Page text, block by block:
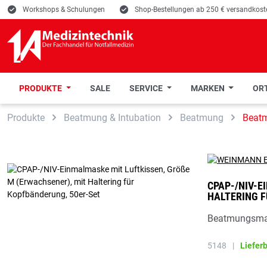
Zur Suche springen
Zur Hauptnavigation springen
E Workshops & Schulungen E Shop-Bestellungen ab 250 €
PRODUKTE SALE SERVICE MARKEN
Produkte Beatmung & Intubation Beatmung
CPAP-/NIV-
ALTERING
5148 |